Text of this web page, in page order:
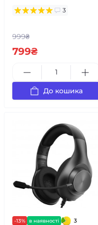
3
999₴
799₴
До кошика
-13% в наявності 3